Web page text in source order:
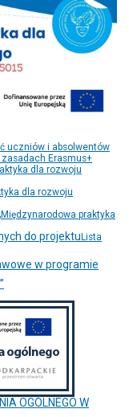
uczniów i absolwentów
zasadach Erasmus+
dla rozwoju
dla rozwoju
praktyka
do projektu Lista
w programie
OGÓLNEGO W